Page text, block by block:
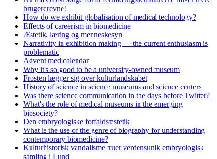
brugerdrevne!
How do we exhibit globalisation of medical technology?
Effects of careerism in biomedicine
Æstetik, læring og menneskesyn
Narrativity in exhibition making — the current enthusiasm is
problematic
Advent medicalendar
Why it's so good to be a university-owned museum
Frosten lægger sig over kulturlandskabet
History of science in science museums and science centers
Was there science communication in the days before Twitter?
What's the role of medical museums in the emerging
biosociety?
Den embryologiske forfaldsæstetik
What is the use of the genre of biography for understanding
contemporary biomedicine?
Kulturhistorisk vandalisme truer verdensunik embryologisk
samling i Lund